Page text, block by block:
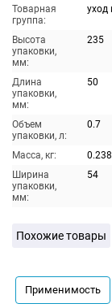
Товарная
группа:
уход
Высота
упаковки,
мм:
235
Длина
упаковки,
мм:
50
Объем
упаковки, л:
0.7
Масса, кг:
0.238
Ширина
упаковки,
мм:
54
Похожие товары
Применимость